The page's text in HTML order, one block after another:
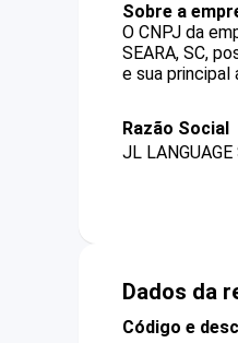
Sobre a
O CNPJ da
SEARA, SC,
e sua principal
Razão Social
JL
Dados da
Código e